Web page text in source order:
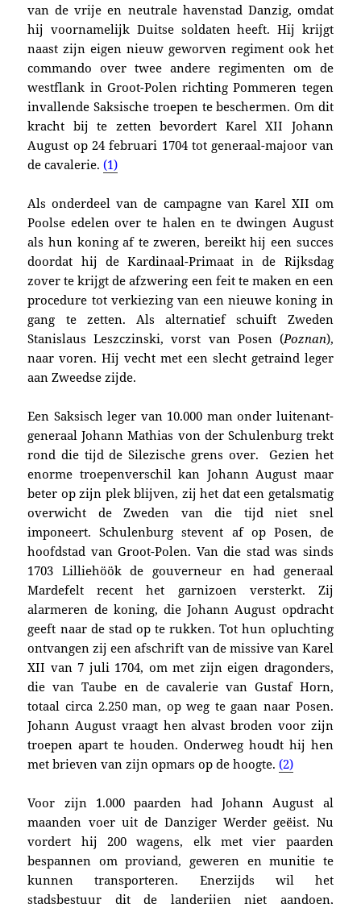
van de vrije en neutrale havenstad Danzig, omdat
hij voornamelijk Duitse soldaten heeft. Hij krijgt
naast zijn eigen nieuw geworven regiment ook het
commando over twee andere regimenten om de
westflank in Groot-Polen richting Pommeren tegen
invallende Saksische troepen te beschermen. Om dit
kracht bij te zetten bevordert Karel XII Johann
August op 24 februari 1704 tot generaal-majoor van
de cavalerie.(1)
Als onderdeel van de campagne van Karel XII om
Poolse edelen over te halen en te dwingen August
als hun koning af te zweren, bereikt hij een succes
doordat hij de Kardinaal-Primaat in de Rijksdag
zover te krijgt de afzwering een feit te maken en een
procedure tot verkiezing van een nieuwe koning in
gang te zetten. Als alternatief schuift Zweden
Stanislaus Leszczinski, vorst van Posen (Poznan),
naar voren. Hij vecht met een slecht getraind leger
aan Zweedse zijde.
Een Saksisch leger van 10.000 man onder luitenant-
generaal Johann Mathias von der Schulenburg trekt
rond die tijd de Silezische grens over. Gezien het
enorme troepenverschil kan Johann August maar
beter op zijn plek blijven, zij het dat een getalsmatig
overwicht de Zweden van die tijd niet snel
imponeert. Schulenburg stevent af op Posen, de
hoofdstad van Groot-Polen. Van die stad was sinds
1703 Lilliehöök de gouverneur en had generaal
Mardefelt recent het garnizoen versterkt. Zij
alarmeren de koning, die Johann August opdracht
geeft naar de stad op te rukken. Tot hun opluchting
ontvangen zij een afschrift van de missive van Karel
XII van 7 juli 1704, om met zijn eigen dragonders,
die van Taube en de cavalerie van Gustaf Horn,
totaal circa 2.250 man, op weg te gaan naar Posen.
Johann August vraagt hen alvast broden voor zijn
troepen apart te houden. Onderweg houdt hij hen
met brieven van zijn opmars op de hoogte.(2)
Voor zijn 1.000 paarden had Johann August al
maanden voer uit de Danziger Werder geëist. Nu
vordert hij 200 wagens, elk met vier paarden
bespannen om proviand, geweren en munitie te
kunnen transporteren. Enerzijds wil het
stadsbestuur dit de landerijen niet aandoen,